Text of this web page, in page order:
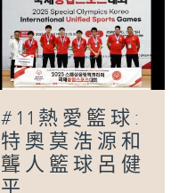
#11熱愛籃球:
特奧莫浩源和
聾人籃球呂健
平